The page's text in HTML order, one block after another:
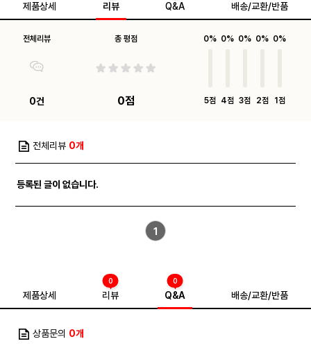
제품상세 리뷰 Q&A 배송/교환/반품
전체리뷰
0건
총 평점
0점
0%
5점
0%
4점
0%
3점
0%
2점
0%
1점
전체리뷰 0개
등록된 글이 없습니다.
1
제품상세 리뷰
0
Q&A
0
배송/교환/반품
상품문의 0개